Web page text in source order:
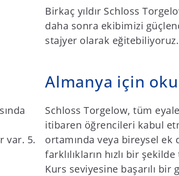
Birkaç yıldır Schloss
daha sonra ekibimizi
stajyer olarak eğitebiliyoruz.
var. 5.
Almanya için
Schloss Torgelow, tüm
itibaren öğrencileri kabul
ortamında veya bireysel
farklılıkların hızlı bir
Kurs seviyesine başarılı